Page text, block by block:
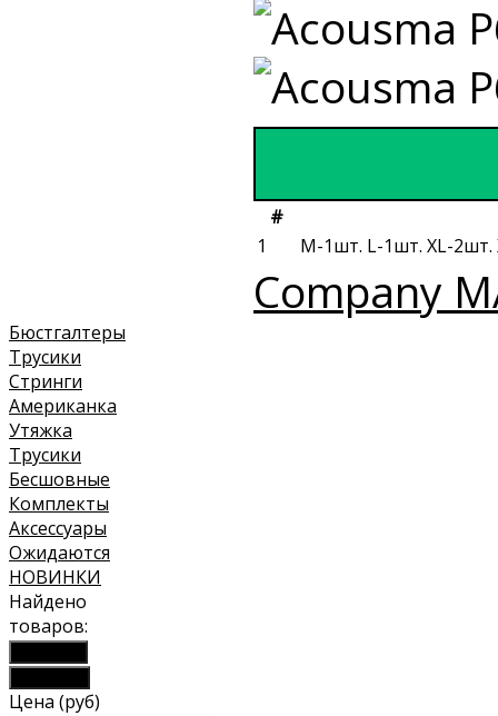
#
1
M-1шт. L-1шт. XL-2шт.
Company
Бюстгалтеры
Трусики
Стринги
Американка
Утяжка
Трусики
Бесшовные
Комплекты
Аксессуары
Ожидаются
НОВИНКИ
Найдено
товаров:
Цена (руб)